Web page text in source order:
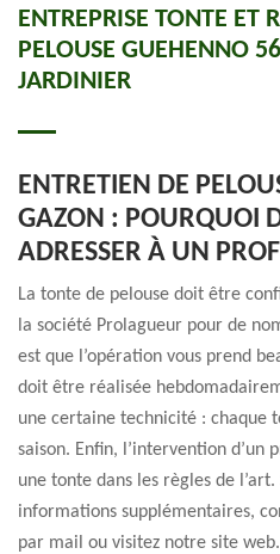
ENTREPRISE TONTE ET
PELOUSE GUEHENNO
JARDINIER
ENTRETIEN DE
GAZON : POURQUOI
ADRESSER À UN
La tonte de pelouse doit être
la société Prolagueur pour de
est que l’opération vous prend
doit être réalisée
une certaine technicité : chaque
saison. Enfin, l’intervention d’un
une tonte dans les règles de l’art.
informations supplémentaires,
par mail ou visitez notre site web.